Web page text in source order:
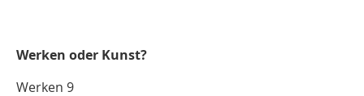
Werken oder Kunst?
Werken 9